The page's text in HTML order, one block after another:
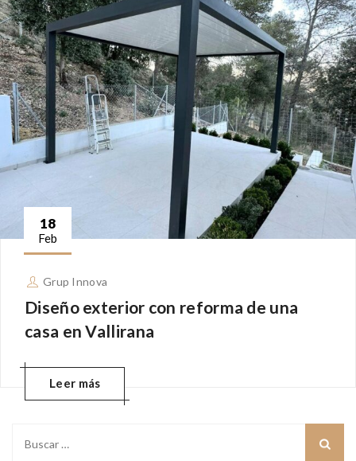
18
Feb
Grup Innova
Diseño exterior con reforma de una
casa en Vallirana
Leer más